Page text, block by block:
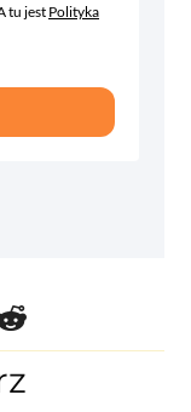
tu jest Polityka